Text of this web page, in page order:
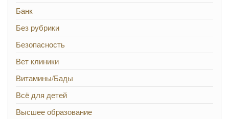
Банк
Без рубрики
Безопасность
Вет клиники
Витамины/Бады
Всё для детей
Высшее образование